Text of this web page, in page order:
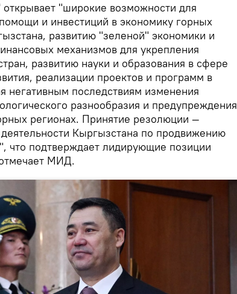
"широкие возможности для
и инвестиций в экономику горных
развитию "зеленой" экономики и
механизмов для укрепления
развитию науки и образования в сфере
реализации проектов и программ в
негативным последствиям изменения
разнообразия и предупреждения
регионах. Принятие резолюции —
Кыргызстана по продвижению
что подтверждает лидирующие позиции
МИД.